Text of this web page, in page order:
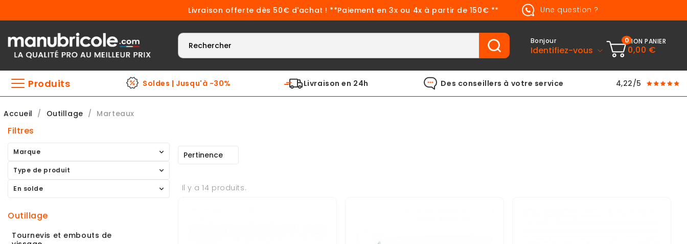
Livraison offerte dès 50€ d'achat ! **Paiement en 3x ou 4x à partir de 150€ ** Une question ?
Bonjour
Identifiez-vous
0MON PANIER
0,00 €
Produits Soldes | Jusqu'à -30% Livraison en 24h Des conseillers à votre service 4,22/5
Accueil Outillage Marteaux
Filtres
Marque
Type de produit
En solde
outillage
Tournevis et embouts de
Pertinence
Il y a 14 produits.